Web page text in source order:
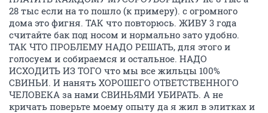
Раз тут такая полемика жестокая то и я напишу... Я
живу в доме где работает мусоропровод. В тамбуре
на три квартиры стоит прям в метре от моей двери
этот мусоропровод. Есть общая дверь на 3 квартиры
глухая. И живу я на 2-м этаже так что мусор когда
застревает стоит и пахнет прямо в тамбуре. Так вот
за 3 года моего проживания запах был раза 4-5. И
воняло очень сильно. НО ДАЖЕ ЭТО НЕ ВНУШИЛО
МНЕ ЧТО Я ДОЛЖЕН ЗАВАРИТЬ МУСОРОПРОВОД, и